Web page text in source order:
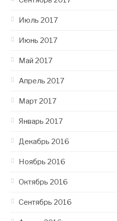
Июль 2017
Июнь 2017
Май 2017
Апрель 2017
Март 2017
Январь 2017
Декабрь 2016
Ноябрь 2016
Октябрь 2016
Сентябрь 2016